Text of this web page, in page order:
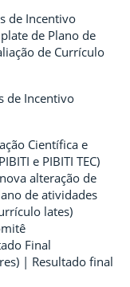
de Incentivo
de Plano de
de Currículo
de Incentivo
Científica e
e PIBITI TEC)
alteração de
de atividades
lates)
Final
| Resultado final